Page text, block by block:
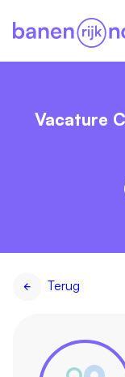
Vacature
Terug